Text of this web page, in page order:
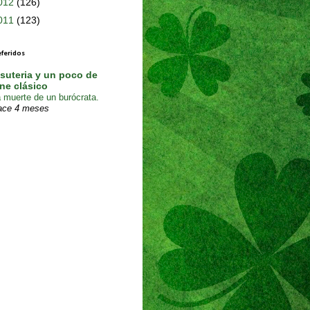
(123)
y un poco de
clásico
muerte de un burócrata.
4 meses